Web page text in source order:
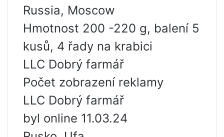
Russia, Moscow
Hmotnost 200 -220 g, balení 5
kusů, 4 řady na krabici
LLC Dobrý farmář
Počet zobrazení reklamy
LLC Dobrý farmář
byl online 11.03.24